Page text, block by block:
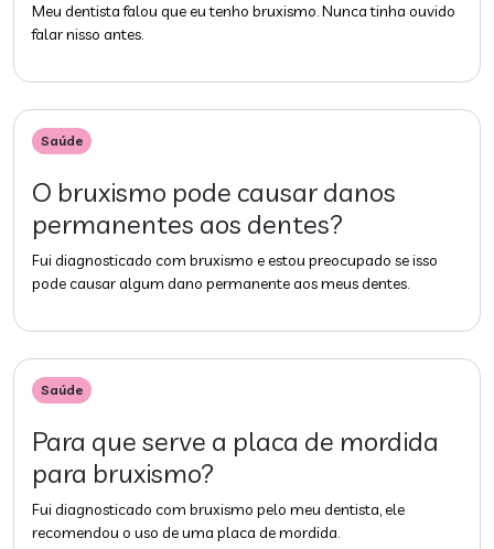
Meu dentista falou que eu tenho bruxismo. Nunca tinha ouvido
falar nisso antes.
Saúde
O bruxismo pode causar danos
permanentes aos dentes?
Fui diagnosticado com bruxismo e estou preocupado se isso
pode causar algum dano permanente aos meus dentes.
Saúde
Para que serve a placa de mordida
para bruxismo?
Fui diagnosticado com bruxismo pelo meu dentista, ele
recomendou o uso de uma placa de mordida.